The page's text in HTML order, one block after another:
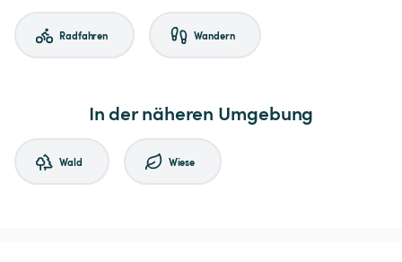
Radfahren Wandern
In der näheren Umgebung
Wald Wiese